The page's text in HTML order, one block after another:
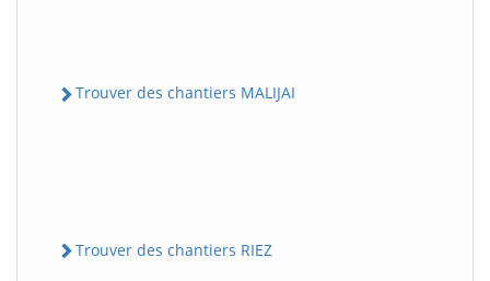
Trouver des chantiers MALIJAI
Trouver des chantiers RIEZ